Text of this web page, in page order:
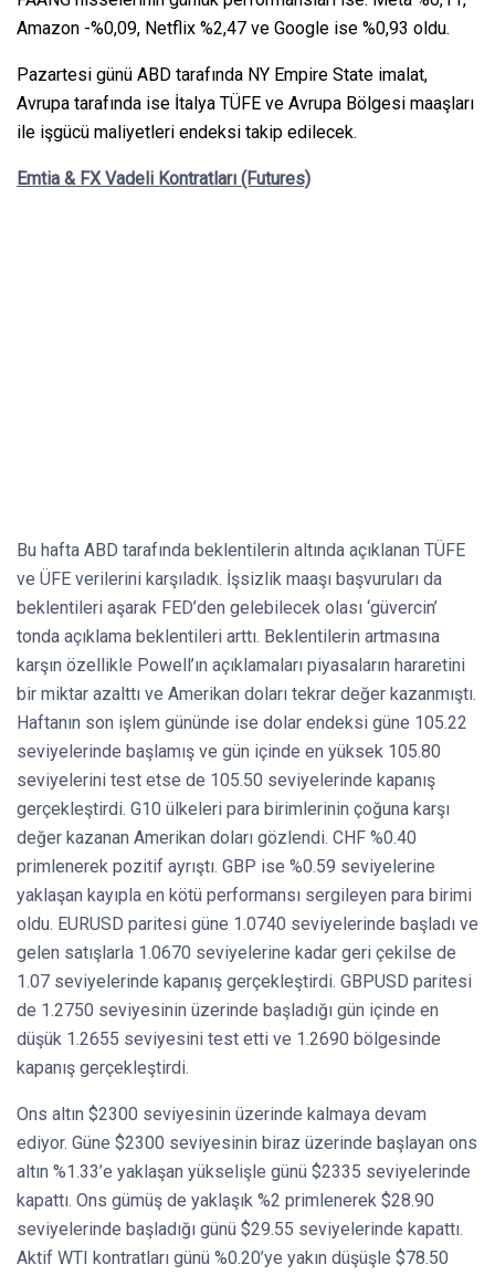
Amazon -%0,09, Netflix %2,47 ve Google ise %0,93 oldu.
Pazartesi günü ABD tarafında NY Empire State imalat,
Avrupa tarafında ise İtalya TÜFE ve Avrupa Bölgesi maaşları
ile işgücü maliyetleri endeksi takip edilecek.
Emtia & FX Vadeli Kontratları (Futures)
Bu hafta ABD tarafında beklentilerin altında açıklanan TÜFE
ve ÜFE verilerini karşıladık. İşsizlik maaşı başvuruları da
beklentileri aşarak FED’den gelebilecek olası ‘güvercin’
tonda açıklama beklentileri arttı. Beklentilerin artmasına
karşın özellikle Powell’ın açıklamaları piyasaların hararetini
bir miktar azalttı ve Amerikan doları tekrar değer kazanmıştı.
Haftanın son işlem gününde ise dolar endeksi güne 105.22
seviyelerinde başlamış ve gün içinde en yüksek 105.80
seviyelerini test etse de 105.50 seviyelerinde kapanış
gerçekleştirdi. G10 ülkeleri para birimlerinin çoğuna karşı
değer kazanan Amerikan doları gözlendi. CHF %0.40
primlenerek pozitif ayrıştı. GBP ise %0.59 seviyelerine
yaklaşan kayıpla en kötü performansı sergileyen para birimi
oldu. EURUSD paritesi güne 1.0740 seviyelerinde başladı ve
gelen satışlarla 1.0670 seviyelerine kadar geri çekilse de
1.07 seviyelerinde kapanış gerçekleştirdi. GBPUSD paritesi
de 1.2750 seviyesinin üzerinde başladığı gün içinde en
düşük 1.2655 seviyesini test etti ve 1.2690 bölgesinde
kapanış gerçekleştirdi.
Ons altın $2300 seviyesinin üzerinde kalmaya devam
ediyor. Güne $2300 seviyesinin biraz üzerinde başlayan ons
altın %1.33’e yaklaşan yükselişle günü $2335 seviyelerinde
kapattı. Ons gümüş de yaklaşık %2 primlenerek $28.90
seviyelerinde başladığı günü $29.55 seviyelerinde kapattı.
Aktif WTI kontratları günü %0.20’ye yakın düşüşle $78.50